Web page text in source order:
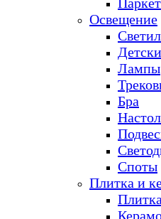
Освещение
Лампы
Бра
Споты
Плитка и